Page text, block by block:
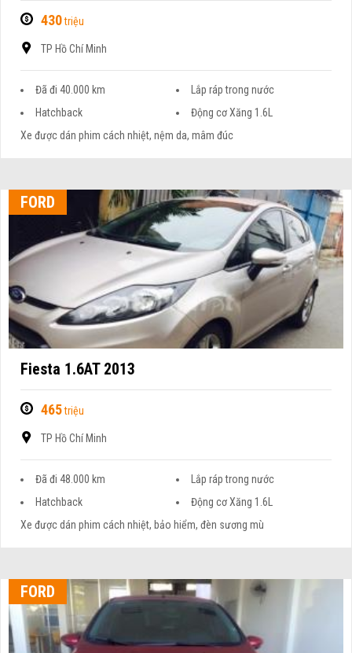
430triệu
TP Hồ Chí Minh
Đã đi 40.000 km
Lắp ráp trong nước
Hatchback
Động cơ Xăng 1.6L
Xe được dán phim cách nhiệt, nệm da, mâm đúc
FORD
Fiesta 1.6AT 2013
465triệu
TP Hồ Chí Minh
Đã đi 48.000 km
Lắp ráp trong nước
Hatchback
Động cơ Xăng 1.6L
Xe được dán phim cách nhiệt, bảo hiểm, đèn sương mù
FORD